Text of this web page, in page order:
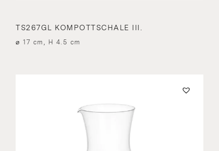
TS267GL KOMPOTTSCHALE III.
⌀ 17 cm, H 4.5 cm